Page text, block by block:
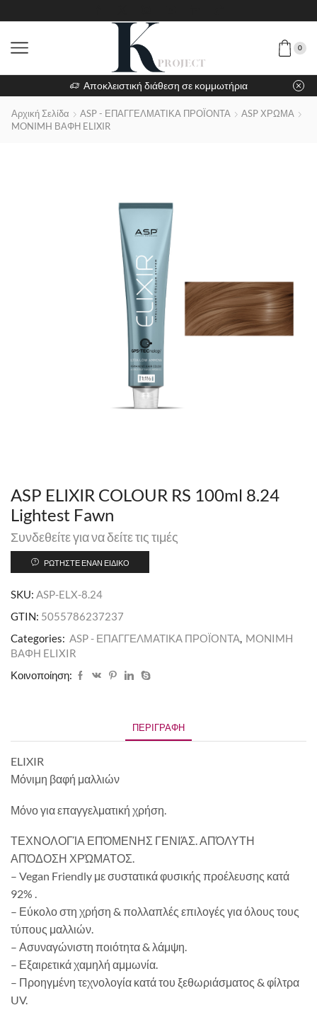
0
Αποκλειστική διάθεση σε κομμωτήρια
Αρχική Σελίδα ASP - ΕΠΑΓΓΕΛΜΑΤΙΚΑ ΠΡΟΪΟΝΤΑ
ASP ΧΡΩΜΑ
MONIMH ΒΑΦΗ ELIXIR
ASP ELIXIR COLOUR RS 100ml 8.24
Lightest Fawn
Συνδεθείτε για να δείτε τις τιμές
ΡΩΤΉΣΤΕ ΈΝΑΝ ΕΙΔΙΚΌ
SKU: ASP-ELX-8.24
GTIN: 5055786237237
Categories: ASP - ΕΠΑΓΓΕΛΜΑΤΙΚΑ ΠΡΟΪΟΝΤΑ, MONIMH
ΒΑΦΗ ELIXIR
Κοινοποίηση:
ΠΕΡΙΓΡΑΦΉ
ELIXIR
Μόνιμη βαφή μαλλιών
Μόνο για επαγγελματική χρήση.
ΤΕΧΝΟΛΟΓΊΑ ΕΠΌΜΕΝΗΣ ΓΕΝΙΆΣ. ΑΠΌΛΥΤΗ
ΑΠΌΔΟΣΗ ΧΡΏΜΑΤΟΣ.
– Vegan Friendly με συστατικά φυσικής προέλευσης κατά
92% .
– Εύκολο στη χρήση & πολλαπλές επιλογές για όλους τους
τύπους μαλλιών.
– Ασυναγώνιστη ποιότητα & λάμψη.
– Εξαιρετικά χαμηλή αμμωνία.
– Προηγμένη τεχνολογία κατά του ξεθωριάσματος & φίλτρα
UV.